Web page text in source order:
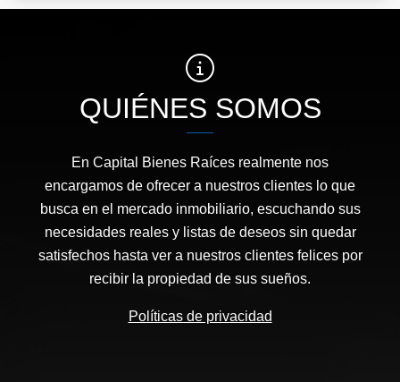
QUIÉNES SOMOS
En Capital Bienes Raíces realmente nos
encargamos de ofrecer a nuestros clientes lo que
busca en el mercado inmobiliario, escuchando sus
necesidades reales y listas de deseos sin quedar
satisfechos hasta ver a nuestros clientes felices por
recibir la propiedad de sus sueños.
Políticas de privacidad